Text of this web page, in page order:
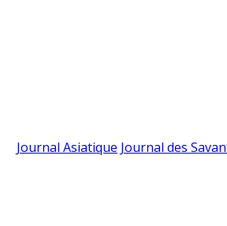
Journal Asiatique Journal des